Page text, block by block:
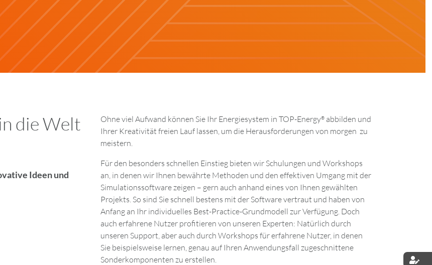
die Welt
Ideen und
Ohne viel Aufwand können Sie Ihr Energiesystem in TOP-Energy® abbilden und
Ihrer Kreativität freien Lauf lassen, um die Herausforderungen von morgen zu
meistern.
Für den besonders schnellen Einstieg bieten wir Schulungen und Workshops
an, in denen wir Ihnen bewährte Methoden und den effektiven Umgang mit der
Simulationssoftware zeigen – gern auch anhand eines von Ihnen gewählten
Projekts. So sind Sie schnell bestens mit der Software vertraut und haben von
Anfang an Ihr individuelles Best-Practice-Grundmodell zur Verfügung. Doch
auch erfahrene Nutzer profitieren von unseren Experten: Natürlich durch
unseren Support, aber auch durch Workshops für erfahrene Nutzer, in denen
Sie beispielsweise lernen, genau auf Ihren Anwendungsfall zugeschnittene
Sonderkomponenten zu erstellen.